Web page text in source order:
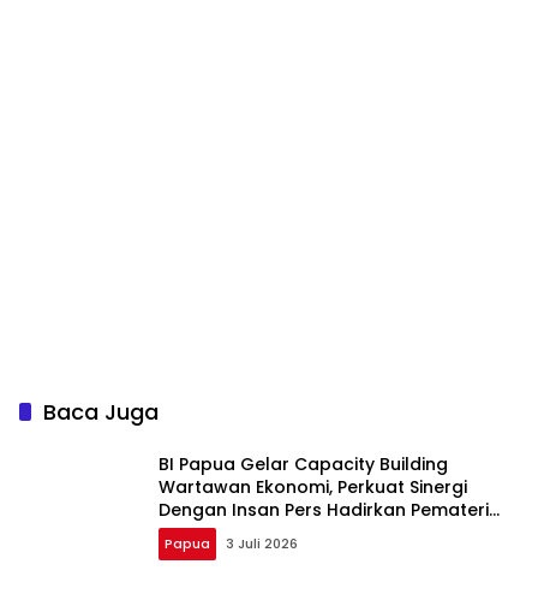
Baca Juga
BI Papua Gelar Capacity Building
Wartawan Ekonomi, Perkuat Sinergi
Dengan Insan Pers Hadirkan Pemateri
Dari Kompas Institute
Papua 3 Juli 2026